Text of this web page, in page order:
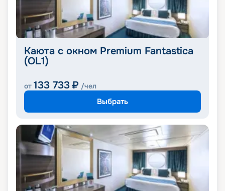
Каюта с окном Premium Fantastica
(OL1)
от 133 733 ₽ /чел
Выбрать